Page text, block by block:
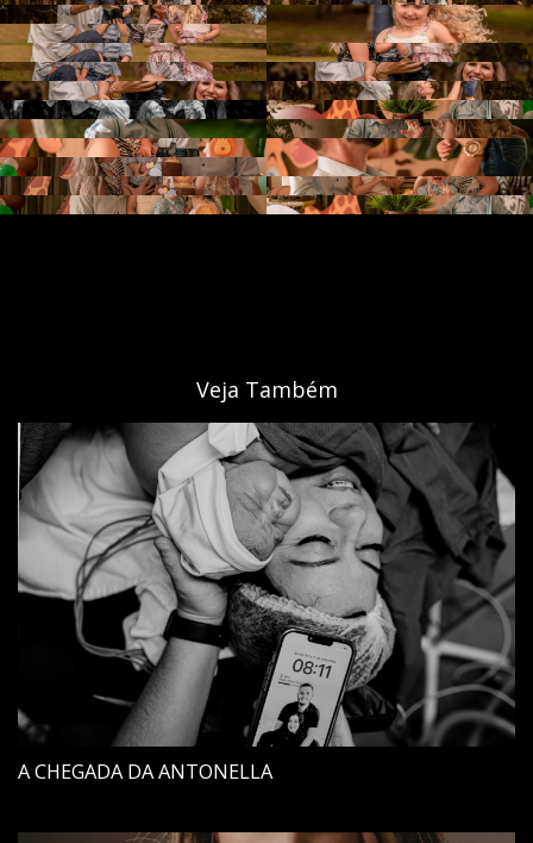
Veja Também
A CHEGADA DA ANTONELLA